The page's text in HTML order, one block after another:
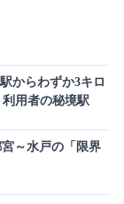
からわずか3キロ
用者の秘境駅
～水戸の「限界